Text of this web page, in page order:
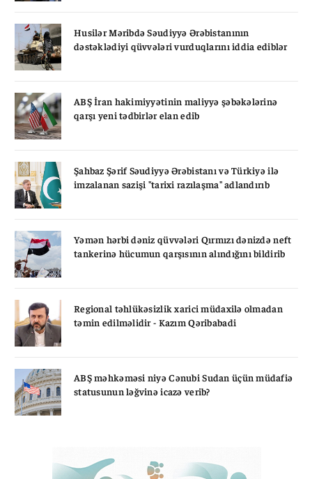
Husilər Məribdə Səudiyyə Ərəbistanının
dəstəklədiyi qüvvələri vurduqlarını iddia ediblər
ABŞ İran hakimiyyətinin maliyyə şəbəkələrinə
qarşı yeni tədbirlər elan edib
Şahbaz Şərif Səudiyyə Ərəbistanı və Türkiyə ilə
imzalanan sazişi "tarixi razılaşma" adlandırıb
Yəmən hərbi dəniz qüvvələri Qırmızı dənizdə neft
tankerinə hücumun qarşısının alındığını bildirib
Regional təhlükəsizlik xarici müdaxilə olmadan
təmin edilməlidir - Kazım Qəribabadi
ABŞ məhkəməsi niyə Cənubi Sudan üçün müdafiə
statusunun ləğvinə icazə verib?